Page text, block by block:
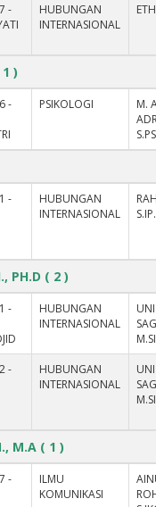
-
HUBUNGAN
INTERNASIONAL
)
-
PSIKOLOGI
M.
-
HUBUNGAN
INTERNASIONAL
PH.D ( 2 )
-
HUBUNGAN
INTERNASIONAL
-
HUBUNGAN
INTERNASIONAL
M.A ( 1 )
-
ILMU
KOMUNIKASI